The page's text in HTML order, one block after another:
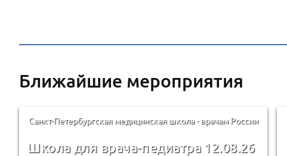
Ближайшие мероприятия
Санкт-Петербургская медицинская школа - врачам России
Школа для врача-педиатра 12.08.26